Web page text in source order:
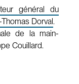
général du
Dorval.
de la main-
Couillard.